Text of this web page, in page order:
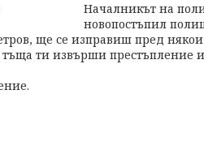
Началникът на
новопостъпил
ще се изправиш пред
ти извърши престъпление